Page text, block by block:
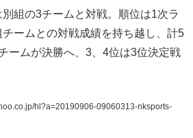
組の3チームと対戦。順位は1次ラ
ームとの対戦成績を持ち越し、計5
ームが決勝へ、3、4位は3位決定戦
hl?a=20190906-09060313-nksports-